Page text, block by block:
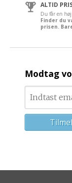
ALTID
Du får en
Finder du
prisen.
Modtag